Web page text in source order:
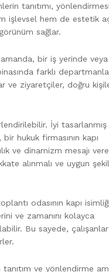
tanıtımı,
işlevsel hem de estetik
sağlar.
bir iş yerinde veya
farklı
ve ziyaretçiler, doğru
İyi tasarlanmış
hukuk firmasının kapı
ve dinamizm mesajı
alınmalı ve uygun
odasının kapı
ve zamanını kolayca
Bu sayede,
ve yönlendirme